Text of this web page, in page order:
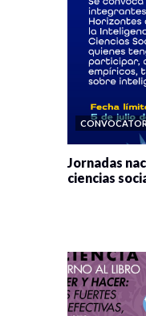
Jornadas
ciencias